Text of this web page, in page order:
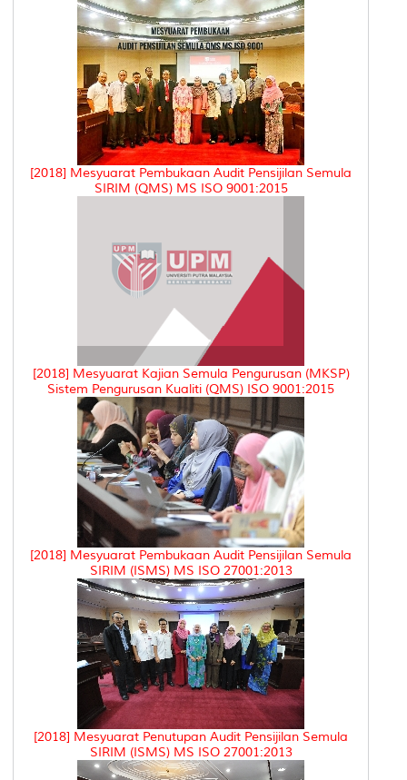
[2018] Mesyuarat Pembukaan Audit Pensijilan Semula
SIRIM (QMS) MS ISO 9001:2015
[2018] Mesyuarat Kajian Semula Pengurusan (MKSP)
Sistem Pengurusan Kualiti (QMS) ISO 9001:2015
[2018] Mesyuarat Pembukaan Audit Pensijilan Semula
SIRIM (ISMS) MS ISO 27001:2013
[2018] Mesyuarat Penutupan Audit Pensijilan Semula
SIRIM (ISMS) MS ISO 27001:2013